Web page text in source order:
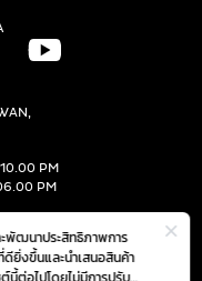
ะพัฒนาประสิทธิภาพการ
ยิ่งขึ้นและนำเสนอสินค้า
PM
PM